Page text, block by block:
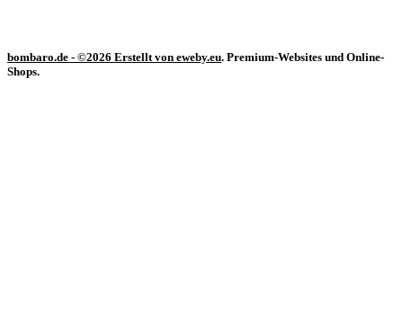
bombaro.de - ©2026 Erstellt von eweby.eu. Premium-Websites und Online-
Shops.